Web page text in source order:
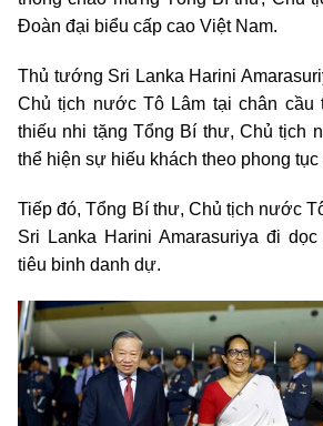
Đoàn đại biểu cấp cao Việt Nam.
Thủ tướng Sri Lanka Harini
Chủ tịch nước Tô Lâm tại chân cầu
thiếu nhi tặng Tổng Bí thư, Chủ tịch
thể hiện sự hiếu khách theo phong tục
Tiếp đó, Tổng Bí thư, Chủ tịch nước
Sri Lanka Harini Amarasuriya đi
tiêu binh danh dự.